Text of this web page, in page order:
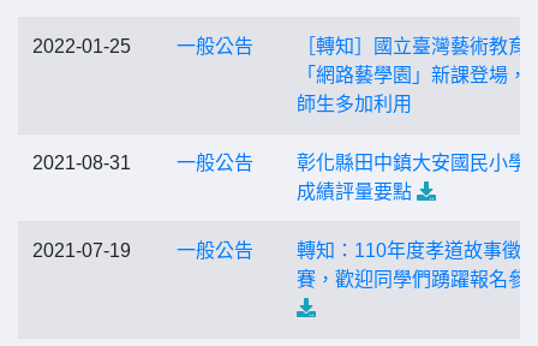
2022-01-25 一般公告
［轉知］國立臺灣藝術教育
「網路藝學園」新課登場，
師生多加利用
2021-08-31 一般公告
彰化縣田中鎮大安國民小學
成績評量要點
2021-07-19 一般公告
轉知：110年度孝道故事徵
賽，歡迎同學們踴躍報名參